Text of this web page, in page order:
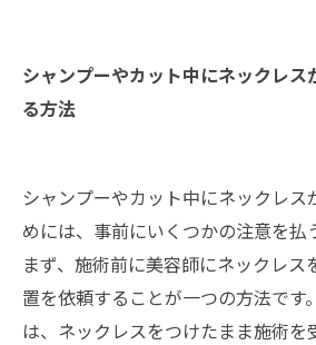
シャンプーやカット中にネックレス
る方法
シャンプーやカット中にネックレス
めには、事前にいくつかの注意を払
まず、施術前に美容師にネックレス
置を依頼することが一つの方法です
は、ネックレスをつけたまま施術を